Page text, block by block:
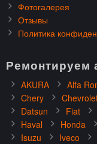
Фотогалерея
Отзывы
Политика
Ремонтируем
AKURA Alfa
Chery
Datsun
Fiat
Haval
Honda
Isuzu
Iveco